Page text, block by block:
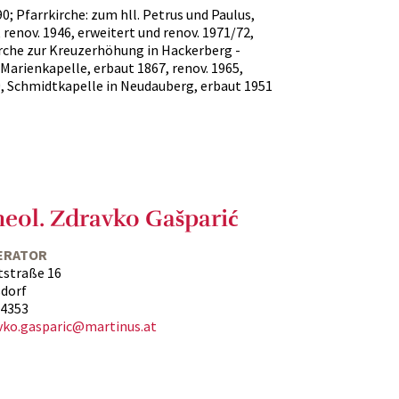
Pfarrkirche: zum hll. Petrus und Paulus,
1946, erweitert und renov. 1971/72,
zur Kreuzerhöhung in Hackerberg -
erbaut 1867, renov. 1965,
in Neudauberg, erbaut 1951
Zdravko Gašparić
16